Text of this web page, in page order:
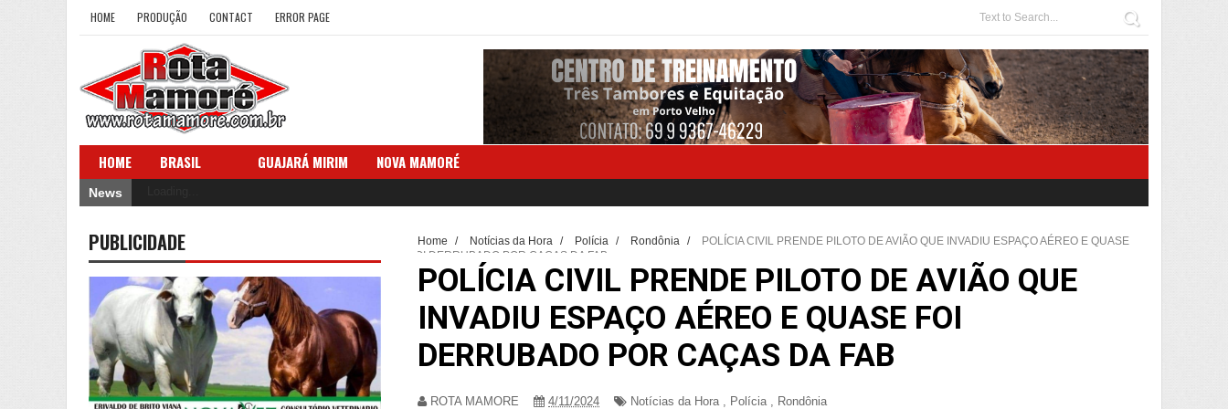
HOME PRODUÇÃO CONTACT ERROR PAGE
HOME BRASIL GUAJARÁ MIRIM NOVA MAMORÉ
News
Home / Notícias da Hora / Polícia / Rondônia /
POLÍCIA CIVIL PRENDE PILOTO DE AVIÃO QUE INVADIU ESPAÇO AÉREO E QUASE
FOI DERRUBADO POR CAÇAS DA FAB
POLÍCIA CIVIL PRENDE PILOTO DE AVIÃO QUE
INVADIU ESPAÇO AÉREO E QUASE FOI
DERRUBADO POR CAÇAS DA FAB
ROTA MAMORE 4/11/2024 Notícias da Hora, Polícia, Rondônia
PUBLICIDADE